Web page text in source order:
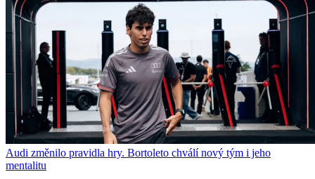
Audi změnilo pravidla hry. Bortoleto chválí nový tým i jeho
mentalitu